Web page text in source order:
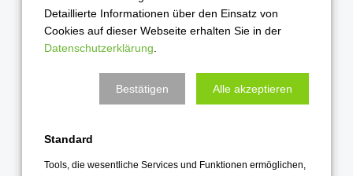
August 2026
Juli 2026
Detaillierte Informationen über den Einsatz von
Cookies auf dieser Webseite erhalten Sie in der
Datenschutzerklärung
Bestätigen Alle akzeptieren
Standard
Tools, die wesentliche Services und Funktionen ermöglichen,